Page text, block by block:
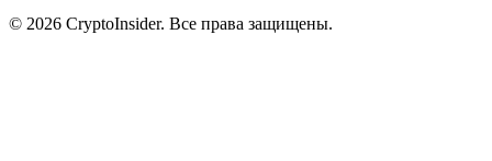
© 2026 CryptoInsider. Все права защищены.